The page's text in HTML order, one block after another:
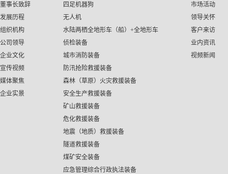
董事长致辞
发展历程
组织机构
公司领导
企业文化
宣传视频
媒体聚焦
企业实景
四足机器狗
无人机
水陆两栖全地形车（船）+全地形车
侦检装备
城市消防装备
防汛抢险救援装备
森林（草原）火灾救援装备
安全生产救援装备
矿山救援装备
危化救援装备
地震（地质）救援装备
隧道救援装备
煤矿安全装备
应急管理综合行政执法装备
市场活动
领导关怀
客户来访
业内资讯
视频新闻